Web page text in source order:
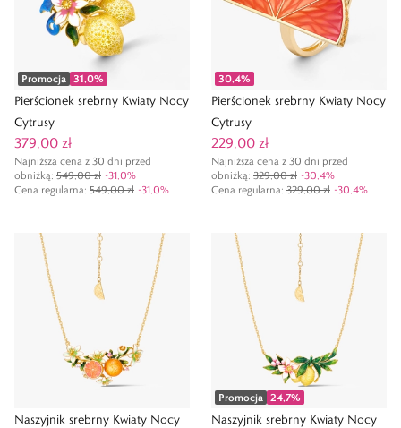
Promocja 31,0%
Pierścionek srebrny Kwiaty Nocy
Cytrusy
379,00 zł
Najniższa cena z 30 dni przed
obniżką: 549,00 zł -31,0%
Cena regularna: 549,00 zł -31,0%
30,4%
Pierścionek srebrny Kwiaty Nocy
Cytrusy
229,00 zł
Najniższa cena z 30 dni przed
obniżką: 329,00 zł -30,4%
Cena regularna: 329,00 zł -30,4%
Naszyjnik srebrny Kwiaty Nocy
Promocja 24,7%
Naszyjnik srebrny Kwiaty Nocy